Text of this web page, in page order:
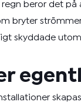
regn beror det
bryter
skyddade